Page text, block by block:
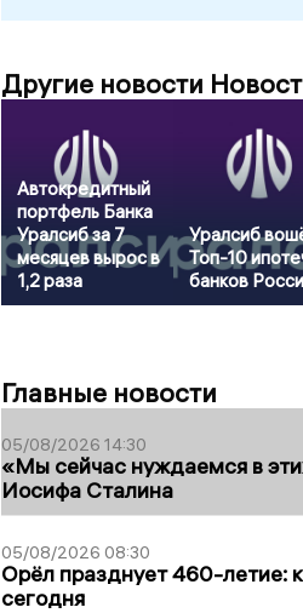
Другие новости
Автокредитный
портфель Банка
Уралсиб за 7
месяцев вырос в
1,2 раза
Уралсиб
Топ-10
банков
Главные новости
05/08/2026 14:30
«Мы сейчас нуждаемся в
Иосифа Сталина
05/08/2026 08:30
Орёл празднует 460-летие:
сегодня